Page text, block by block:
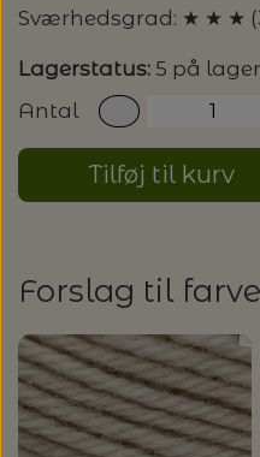
Sværhedsgrad: ★ ★ ★
Lagerstatus: 5 på lager
Antal
Tilføj til kurv
Forslag til